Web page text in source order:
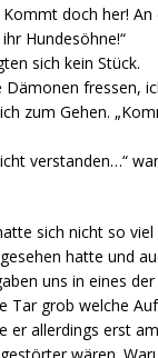
doch her! An
Hundesöhne!“
sich kein Stück.
Dämonen fressen,
zum Gehen.
verstanden…“
sich nicht so viel
hatte und
uns in eines der
Tar grob welche
er allerdings erst